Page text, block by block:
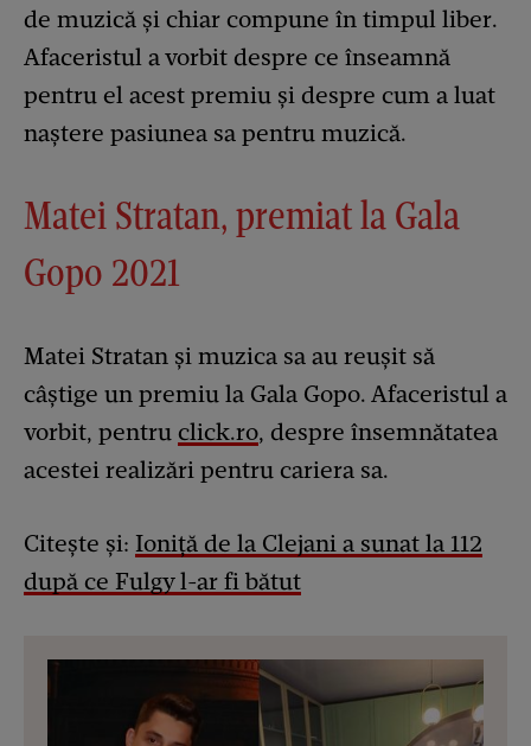
de muzică și chiar compune în timpul liber.
Afaceristul a vorbit despre ce înseamnă
pentru el acest premiu și despre cum a luat
naștere pasiunea sa pentru muzică.
Matei Stratan, premiat la Gala
Gopo 2021
Matei Stratan și muzica sa au reușit să
câștige un premiu la Gala Gopo. Afaceristul a
vorbit, pentru click.ro, despre însemnătatea
acestei realizări pentru cariera sa.
Citește și: Ioniță de la Clejani a sunat la 112
după ce Fulgy l-ar fi bătut